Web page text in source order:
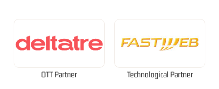
OTT Partner Technological Partner